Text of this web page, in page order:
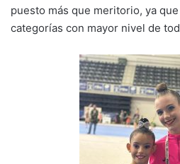
puesto más que meritorio, ya
categorías con mayor nivel de